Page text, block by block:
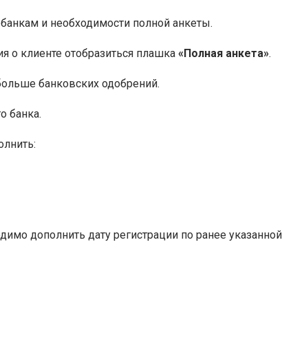
и необходимости полной анкеты.
о клиенте отобразиться плашка «Полная анкета».
банковских одобрений.
банка.
дополнить дату регистрации по ранее